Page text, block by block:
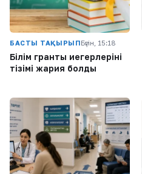
БАСТЫ ТАҚЫРЫПБүгін, 15:18
Білім гранты иегерлерінің
тізімі жария болды